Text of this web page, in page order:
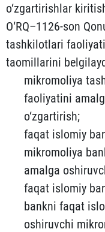
o‘zgartirishlar
O‘RQ–1126-son
tashkilotlari
taomillarini
mikromoliya
faoliyatini
o‘zgartirish;
faqat islomiy
mikromoliya
amalga
faqat islomiy
bankni faqat
oshiruvchi